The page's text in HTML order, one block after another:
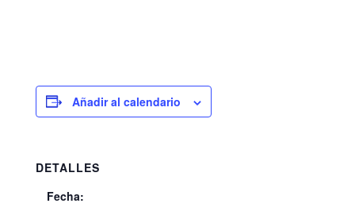
Añadir al calendario
DETALLES
Fecha: